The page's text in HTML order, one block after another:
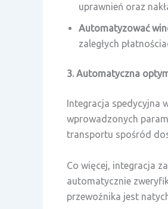
uprawnień oraz
Automatyzować
zaległych
3. Automatyczna
Integracja spedycyjna
wprowadzonych
transportu spośród
Co więcej, integracja
automatycznie
przewoźnika jest